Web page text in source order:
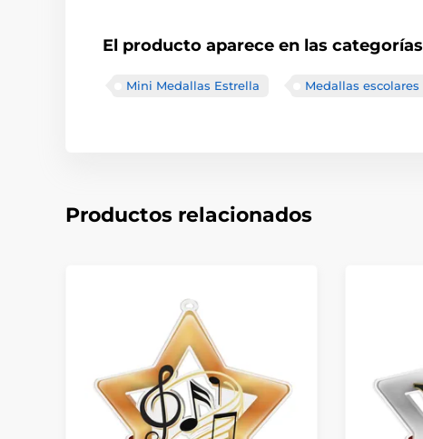
El producto aparece en las categorías
Mini Medallas Estrella Medallas escolares
Productos relacionados